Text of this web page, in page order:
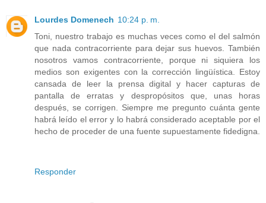
Lourdes Domenech 10:24 p. m.
Toni, nuestro trabajo es muchas veces como el del salmón
que nada contracorriente para dejar sus huevos. También
nosotros vamos contracorriente, porque ni siquiera los
medios son exigentes con la corrección lingüística. Estoy
cansada de leer la prensa digital y hacer capturas de
pantalla de erratas y despropósitos que, unas horas
después, se corrigen. Siempre me pregunto cuánta gente
habrá leído el error y lo habrá considerado aceptable por el
hecho de proceder de una fuente supuestamente fidedigna.
Responder